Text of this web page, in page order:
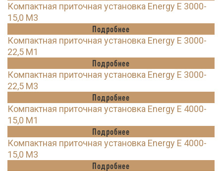
Компактная приточная установка Energy E 3000-
15,0 M3
Подробнее
Компактная приточная установка Energy E 3000-
22,5 M1
Подробнее
Компактная приточная установка Energy E 3000-
22,5 M3
Подробнее
Компактная приточная установка Energy E 4000-
15,0 M1
Подробнее
Компактная приточная установка Energy E 4000-
15,0 M3
Подробнее